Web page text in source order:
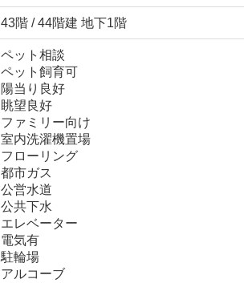
43階 / 44階建 地下1階
ペット相談
ペット飼育可
陽当り良好
眺望良好
ファミリー向け
室内洗濯機置場
フローリング
都市ガス
公営水道
公共下水
エレベーター
電気有
駐輪場
アルコーブ